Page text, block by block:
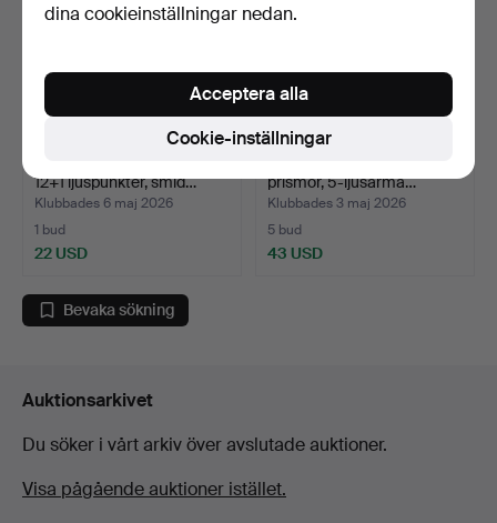
12+1 ljuspunkter, smid…
Klubbades 6 maj 2026
1 bud
22 USD
prismor, 5-ljusarma…
Klubbades 3 maj 2026
5 bud
43 USD
Bevaka sökning
Auktionsarkivet
Du söker i vårt arkiv över avslutade auktioner.
Visa pågående auktioner istället.
dina cookieinställningar nedan.
Cookie-inställningar
Acceptera alla